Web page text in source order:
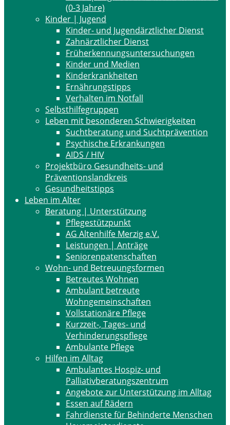
(0-3 Jahre)
Kinder | Jugend
Kinder- und Jugendärztlicher Dienst
Zahnärztlicher Dienst
Früherkennungsuntersuchungen
Kinder und Medien
Kinderkrankheiten
Ernährungstipps
Verhalten im Notfall
Selbsthilfegruppen
Leben mit besonderen Schwierigkeiten
Suchtberatung und Suchtprävention
Psychische Erkrankungen
AIDS / HIV
Projektbüro Gesundheits- und
Präventionslandkreis
Gesundheitstipps
Leben im Alter
Beratung | Unterstützung
Pflegestützpunkt
AG Altenhilfe Merzig e.V.
Leistungen | Anträge
Seniorenpatenschaften
Wohn- und Betreuungsformen
Betreutes Wohnen
Ambulant betreute
Wohngemeinschaften
Vollstationäre Pflege
Kurzzeit-, Tages- und
Verhinderungspflege
Ambulante Pflege
Hilfen im Alltag
Ambulantes Hospiz- und
Palliativberatungszentrum
Angebote zur Unterstützung im Alltag
Essen auf Rädern
Fahrdienste für Behinderte Menschen